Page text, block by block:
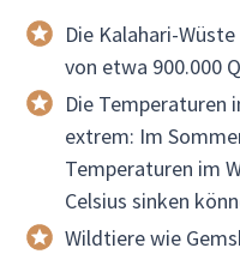
Die Kalahari-
von etwa 900.000
Die Temperaturen
extrem: Im
Temperaturen im
Celsius sinken
Wildtiere wie